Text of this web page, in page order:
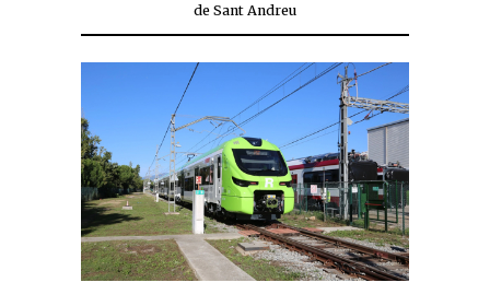
de Sant Andreu